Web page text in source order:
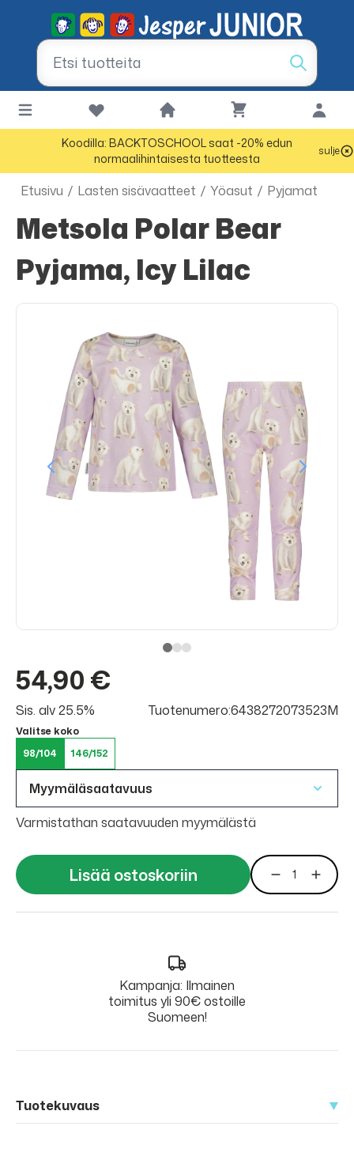
Koodilla: BACKTOSCHOOL saat -20% edun
normaalihintaisesta tuotteesta
sulje
Etusivu / Lasten sisävaatteet / Yöasut / Pyjamat
Metsola Polar Bear
Pyjama, Icy Lilac
54,90 €
Sis. alv 25.5% Tuotenumero:6438272073523M
Valitse koko
98/104
146/152
Myymäläsaatavuus
Varmistathan saatavuuden myymälästä
Lisää ostoskoriin
Kampanja: Ilmainen
toimitus yli 90€ ostoille
Suomeen!
Tuotekuvaus